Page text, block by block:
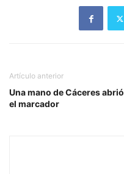
Artículo anterior
Una mano de Cáceres abrió
el marcador